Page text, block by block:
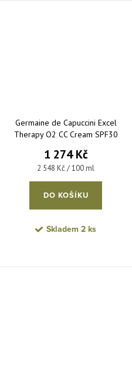
Germaine de Capuccini Excel
Therapy O2 CC Cream SPF30
schopností béžový 50 ml
1 274 Kč
Měrná cena:
2 548 Kč / 100 ml
DO KOŠÍKU
Skladem 2 ks